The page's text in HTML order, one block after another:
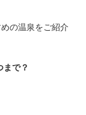
の温泉をご紹介
で？